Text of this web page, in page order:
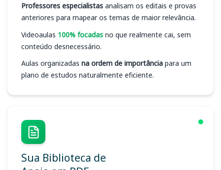
Professores especialistas analisam os editais e provas
anteriores para mapear os temas de maior relevância.
Videoaulas 100% focadas no que realmente cai, sem
conteúdo desnecessário.
Aulas organizadas na ordem de importância para um
plano de estudos naturalmente eficiente.
Sua Biblioteca de